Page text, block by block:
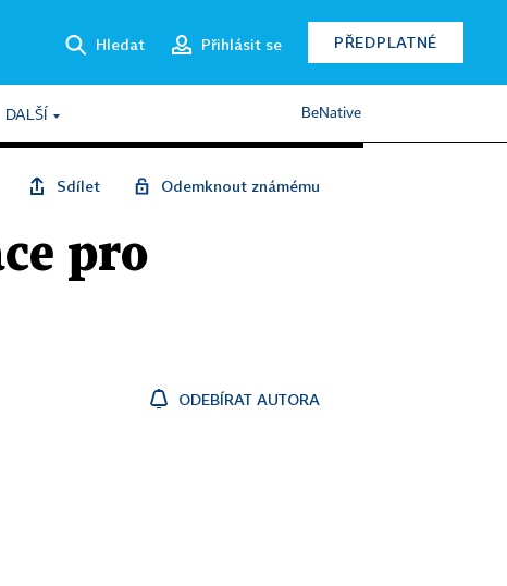
Hledat Přihlásit se PŘEDPLATNÉ
DALŠÍ BeNative
Sdílet Odemknout známému
pro
ODEBÍRAT AUTORA